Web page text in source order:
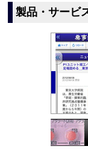
製品・サービ